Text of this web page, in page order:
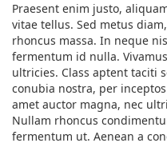
Praesent enim justo,
vitae tellus. Sed metus
rhoncus massa. In neque
fermentum id nulla.
ultricies. Class aptent taciti
conubia nostra, per
amet auctor magna, nec
Nullam rhoncus
fermentum ut. Aenean a